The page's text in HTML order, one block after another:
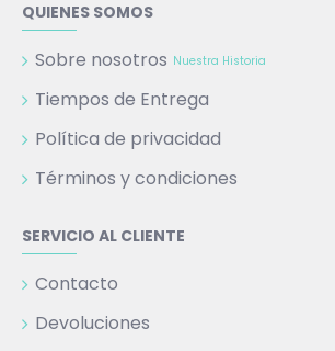
QUIENES SOMOS
Sobre nosotros Nuestra Historia
Tiempos de Entrega
Política de privacidad
Términos y condiciones
SERVICIO AL CLIENTE
Contacto
Devoluciones